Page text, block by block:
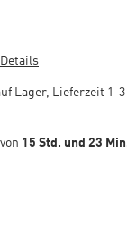
Details
Lager, Lieferzeit 1-3
15 Std. und 23